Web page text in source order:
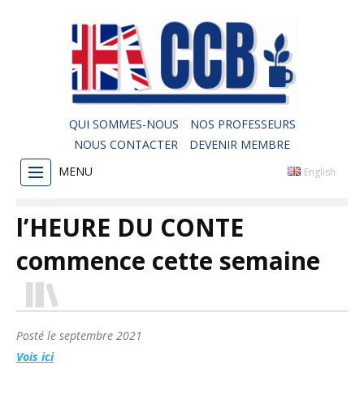
QUI SOMMES-NOUS
NOS PROFESSEURS
NOUS CONTACTER
DEVENIR MEMBRE
MENU
English
l’HEURE DU CONTE
commence cette semaine
Posté le septembre 2021
Vois ici